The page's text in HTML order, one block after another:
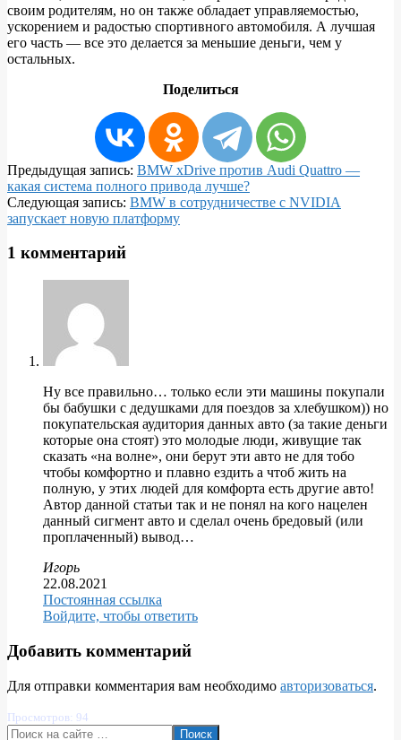
своим родителям, но он также обладает управляемостью,
ускорением и радостью спортивного автомобиля. А лучшая
его часть — все это делается за меньшие деньги, чем у
остальных.
Поделиться
2021-
04-
14
Предыдущая запись: BMW xDrive против Audi Quattro —
какая система полного привода лучше?
Следующая запись: BMW в сотрудничестве с NVIDIA
запускает новую платформу
1 комментарий
Ну все правильно… только если эти машины покупали
бы бабушки с дедушками для поездов за хлебушком)) но
покупательская аудитория данных авто (за такие деньги
которые она стоят) это молодые люди, живущие так
сказать «на волне», они берут эти авто не для тобо
чтобы комфортно и плавно ездить а чтоб жить на
полную, у этих людей для комфорта есть другие авто!
Автор данной статьи так и не понял на кого нацелен
данный сигмент авто и сделал очень бредовый (или
проплаченный) вывод…
Игорь
22.08.2021
Постоянная ссылка
Войдите, чтобы ответить
Добавить комментарий
Для отправки комментария вам необходимо авторизоваться.
Просмотров: 94
Поиск